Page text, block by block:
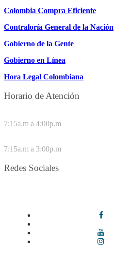
Colombia Compra Eficiente
Contraloría General de la Nación
Gobierno de la Gente
Gobierno en Línea
Hora Legal Colombiana
Horario de Atención
7:15a.m a 4:00p.m
7:15a.m a 3:00p.m
Redes Sociales